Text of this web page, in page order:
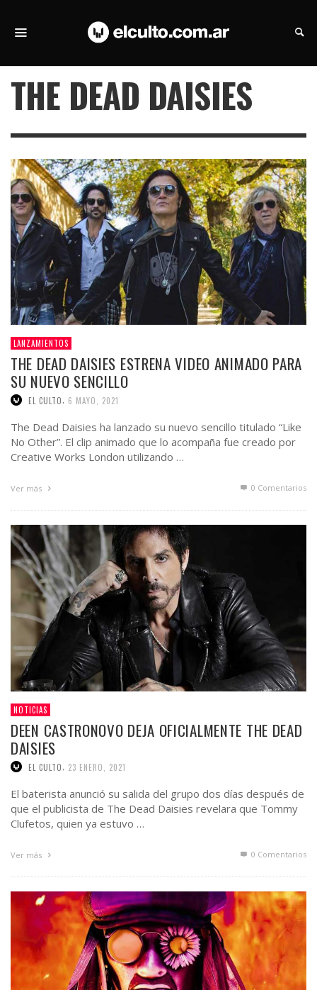
THE DEAD DAISIES
LANZAMIENTOS
THE DEAD DAISIES ESTRENA VIDEO ANIMADO PARA
SU NUEVO SENCILLO
EL CULTO 6 MAYO, 2021
The Dead Daisies ha lanzado su nuevo sencillo titulado “Like
No Other”. El clip animado que lo acompaña fue creado por
Creative Works London utilizando …
Ver más 0 Comentarios
NOTICIAS
DEEN CASTRONOVO DEJA OFICIALMENTE THE DEAD
DAISIES
EL CULTO 23 ENERO, 2021
El baterista anunció su salida del grupo dos días después de
que el publicista de The Dead Daisies revelara que Tommy
Clufetos, quien ya estuvo …
Ver más 0 Comentarios